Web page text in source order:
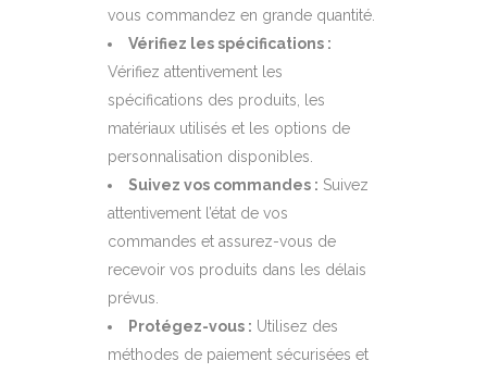
vous commandez en grande quantité.
Vérifiez les spécifications :
Vérifiez attentivement les
spécifications des produits, les
matériaux utilisés et les options de
personnalisation disponibles.
Suivez vos commandes : Suivez
attentivement l’état de vos
commandes et assurez-vous de
recevoir vos produits dans les délais
prévus.
Protégez-vous : Utilisez des
méthodes de paiement sécurisées et